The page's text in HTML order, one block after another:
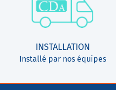
INSTALLATION
Installé par nos équipes